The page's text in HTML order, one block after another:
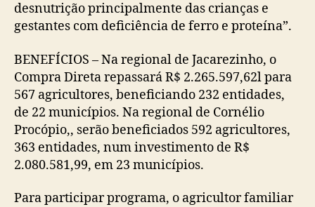
desnutrição principalmente das crianças e
gestantes com deficiência de ferro e proteína”.
BENEFÍCIOS – Na regional de Jacarezinho, o
Compra Direta repassará R$ 2.265.597,62l para
567 agricultores, beneficiando 232 entidades,
de 22 municípios. Na regional de Cornélio
Procópio,, serão beneficiados 592 agricultores,
363 entidades, num investimento de R$
2.080.581,99, em 23 municípios.
Para participar programa, o agricultor familiar